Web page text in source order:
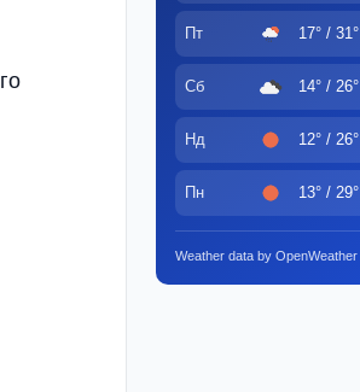
Пт 17° / 31°
Сб 14° / 26°
Нд 12° / 26°
Пн 13° / 29°
Weather data by OpenWeather